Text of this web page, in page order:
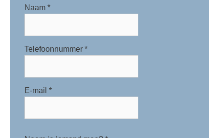
Naam *
Telefoonnummer *
E-mail *